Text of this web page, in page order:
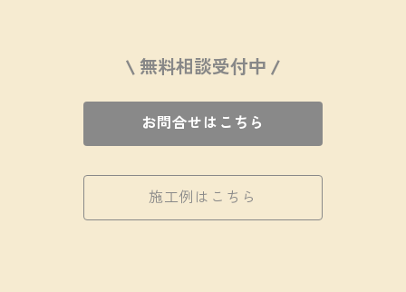
\ 無料相談受付中 /
お問合せはこちら
施工例はこちら